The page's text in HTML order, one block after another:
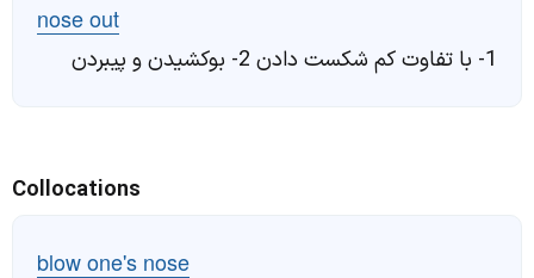
nose out
1- با تفاوت کم شکست دادن 2- بوکشیدن و پیبردن
Collocations
blow one's nose